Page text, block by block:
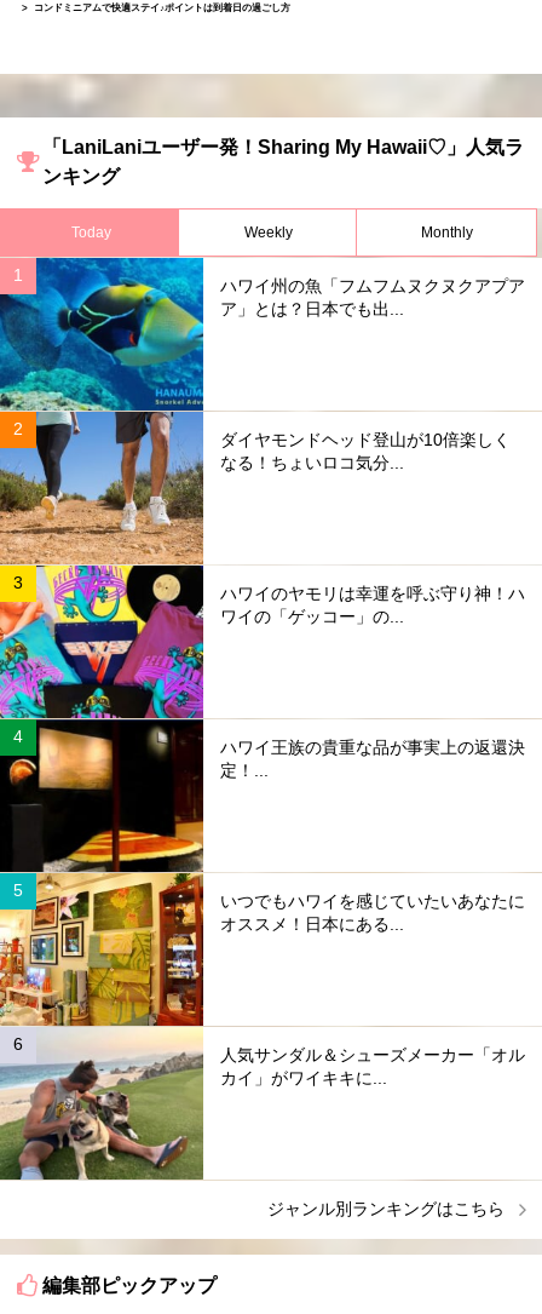
コンドミニアムで快適ステイ♪ポイントは到着日の過ごし方
「LaniLaniユーザー発！Sharing My Hawaii♡」人気ラ
ンキング
Today Weekly Monthly
ハワイ州の魚「フムフムヌクヌクアプア
ア」とは？日本でも出...
ダイヤモンドヘッド登山が10倍楽しく
なる！ちょいロコ気分...
ハワイのヤモリは幸運を呼ぶ守り神！ハ
ワイの「ゲッコー」の...
ハワイ王族の貴重な品が事実上の返還決
定！...
いつでもハワイを感じていたいあなたに
オススメ！日本にある...
人気サンダル＆シューズメーカー「オル
カイ」がワイキキに...
ジャンル別ランキングはこちら
編集部ピックアップ